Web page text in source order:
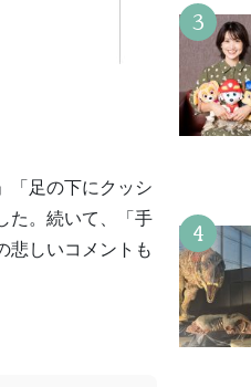
「足の下にクッシ
た。続いて、「手
悲しいコメントも
3
4